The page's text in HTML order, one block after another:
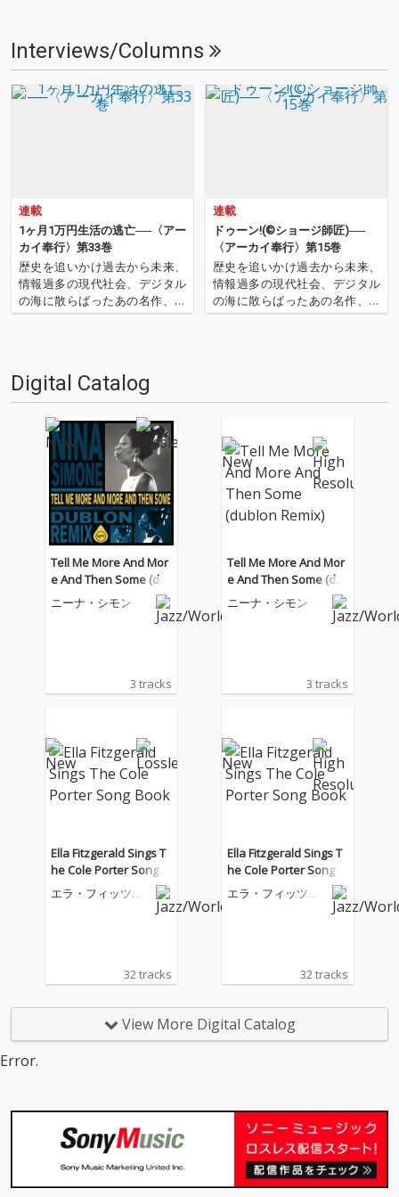
Interviews/Columns
連載
1ヶ月1万円生活の逃亡──〈アー
カイ奉行〉第33巻
歴史を追いかけ過去から未来、
情報過多の現代社会、デジタル
の海に散らばったあの名作、こ
の名作たちをひとつにまとめる
は…'''1.過去作の最新リマスター
音源 2.これまで未配信…
連載
ドゥーン!(©︎ショージ師匠)──
〈アーカイ奉行〉第15巻
歴史を追いかけ過去から未来、
情報過多の現代社会、デジタル
の海に散らばったあの名作、こ
の名作たちをひとつにまとめる
音源 2.これまで未配信…
Digital Catalog
Tell Me More And Mor
e And Then Some (du
blon Remix)
ニーナ・シモン
3 tracks
Tell Me More And Mor
e And Then Some (du
blon Remix)
ニーナ・シモン
3 tracks
Ella Fitzgerald Sings T
he Cole Porter Song B
ook
エラ・フィッツジ
32 tracks
Ella Fitzgerald Sings T
he Cole Porter Song B
ook
エラ・フィッツジ
32 tracks
View More Digital Catalog
Error.